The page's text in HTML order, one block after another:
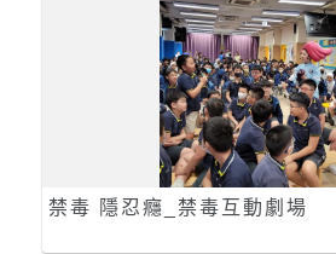
禁毒 隱忍癮_禁毒互動劇場